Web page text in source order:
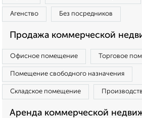
Агенство Без посредников
Продажа коммерческой
Офисное помещение Торговое
Помещение свободного назначения
Складское помещение
Аренда коммерческой